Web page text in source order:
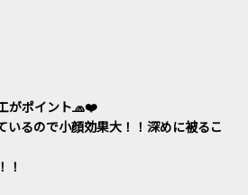
がポイント🧢❤️
いるので小顔効果大！！深めに被るこ
！